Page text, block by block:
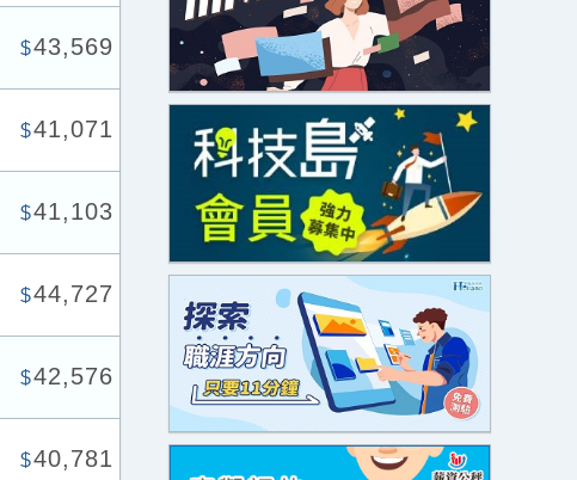
$43,569
$41,071
$41,103
$44,727
$42,576
$40,781